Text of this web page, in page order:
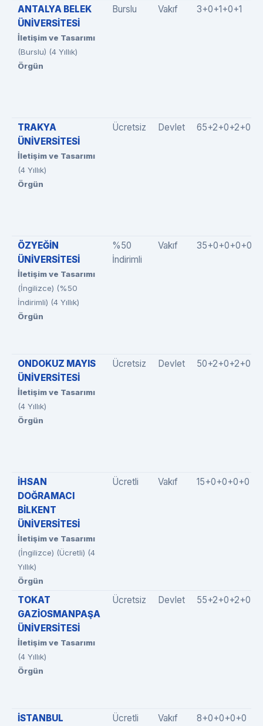
ANTALYA BELEK
ÜNİVERSİTESİ
İletişim ve Tasarımı
(Burslu) (4 Yıllık)
Örgün
Burslu Vakıf 3+0+1+0+1
TRAKYA
ÜNİVERSİTESİ
İletişim ve Tasarımı
(4 Yıllık)
Örgün
Ücretsiz Devlet 65+2+0+2+0
ÖZYEĞİN
ÜNİVERSİTESİ
İletişim ve Tasarımı
(İngilizce) (%50
İndirimli) (4 Yıllık)
Örgün
%50
İndirimli
Vakıf 35+0+0+0+0
ONDOKUZ MAYIS
ÜNİVERSİTESİ
İletişim ve Tasarımı
(4 Yıllık)
Örgün
Ücretsiz Devlet 50+2+0+2+0
İHSAN
DOĞRAMACI
BİLKENT
ÜNİVERSİTESİ
İletişim ve Tasarımı
(İngilizce) (Ücretli) (4
Yıllık)
Örgün
Ücretli Vakıf 15+0+0+0+0
TOKAT
GAZİOSMANPAŞA
ÜNİVERSİTESİ
İletişim ve Tasarımı
(4 Yıllık)
Örgün
Ücretsiz Devlet 55+2+0+2+0
İSTANBUL
Ücretli Vakıf 8+0+0+0+0